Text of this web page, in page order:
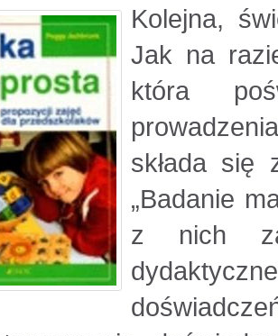
Kolejna,
Jak na
która
składa się
„Badanie
z nich